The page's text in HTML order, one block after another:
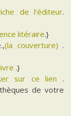
de l’éditeur.
litéraire.}
(la couverture) .
.}
sur ce lien .
de votre